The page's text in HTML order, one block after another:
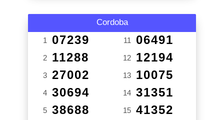
Cordoba
1 07239
2 11288
3 27002
4 30694
5 38688
11 06491
12 12194
13 10075
14 31351
15 41352